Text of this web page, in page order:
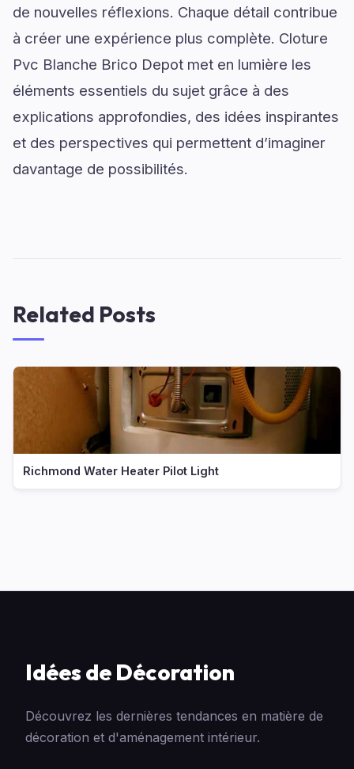
de nouvelles réflexions. Chaque détail contribue
à créer une expérience plus complète. Cloture
Pvc Blanche Brico Depot met en lumière les
éléments essentiels du sujet grâce à des
explications approfondies, des idées inspirantes
et des perspectives qui permettent d’imaginer
davantage de possibilités.
Related Posts
Richmond Water Heater Pilot Light
Idées de Décoration
Découvrez les dernières tendances en matière de
décoration et d'aménagement intérieur.